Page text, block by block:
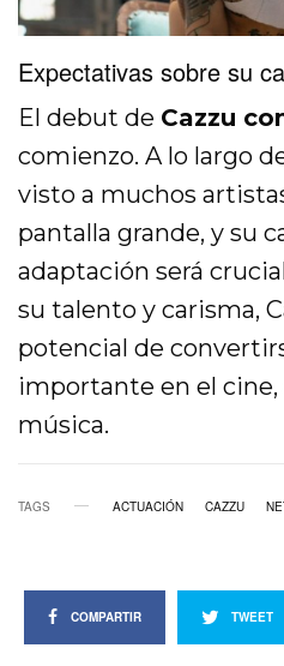
Expectativas sobre su
El debut de Cazzu
comienzo. A lo largo
visto a muchos
pantalla grande, y su
adaptación será
su talento y carisma,
potencial de
importante en el cine,
música.
TAGS ACTUACIÓN CAZZU
COMPARTIR TWEET